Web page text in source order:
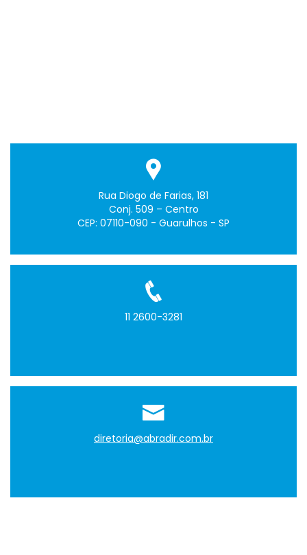
Rua Diogo de Farias, 181
Conj. 509 – Centro
CEP: 07110-090 - Guarulhos - SP
11 2600-3281
diretoria@abradir.com.br